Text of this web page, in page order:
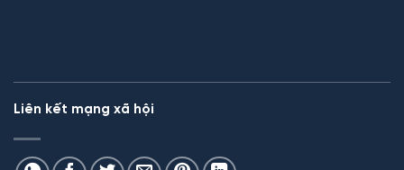
Liên kết mạng xã hội